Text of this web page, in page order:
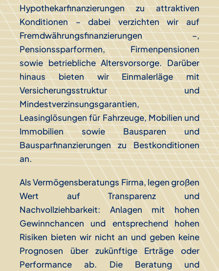
Hypothekarfinanzierungen zu attraktiven
Konditionen – dabei verzichten wir auf
Fremdwährungsfinanzierungen –,
Pensionssparformen, Firmenpensionen
sowie betriebliche Altersvorsorge. Darüber
hinaus bieten wir Einmalerläge mit
Versicherungsstruktur und
Mindestverzinsungsgarantien,
Leasinglösungen für Fahrzeuge, Mobilien und
Immobilien sowie Bausparen und
Bausparfinanzierungen zu Bestkonditionen
an.
Als Vermögensberatungs Firma, legen großen
Wert auf Transparenz und
Nachvollziehbarkeit: Anlagen mit hohen
Gewinnchancen und entsprechend hohen
Risiken bieten wir nicht an und geben keine
Prognosen über zukünftige Erträge oder
Performance ab. Die Beratung und